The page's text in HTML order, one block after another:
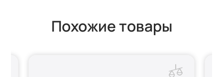
Похожие товары